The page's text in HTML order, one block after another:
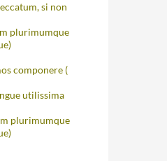
si non
plurimumque
componere (
utilissima
plurimumque